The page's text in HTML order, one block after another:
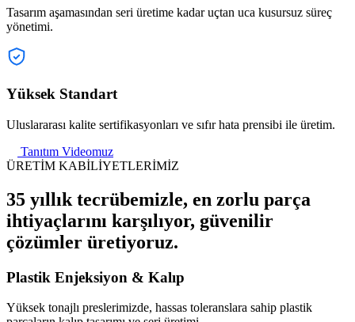
Tasarım aşamasından seri üretime kadar uçtan uca kusursuz süreç
yönetimi.
Yüksek Standart
Uluslararası kalite sertifikasyonları ve sıfır hata prensibi ile üretim.
Tanıtım Videomuz
ÜRETİM KABİLİYETLERİMİZ
35 yıllık tecrübemizle, en zorlu parça
ihtiyaçlarını karşılıyor, güvenilir
çözümler üretiyoruz.
Plastik Enjeksiyon & Kalıp
Yüksek tonajlı preslerimizde, hassas toleranslara sahip plastik